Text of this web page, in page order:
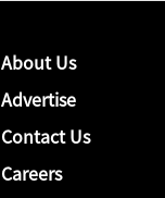
About Us
Advertise
Contact Us
Careers